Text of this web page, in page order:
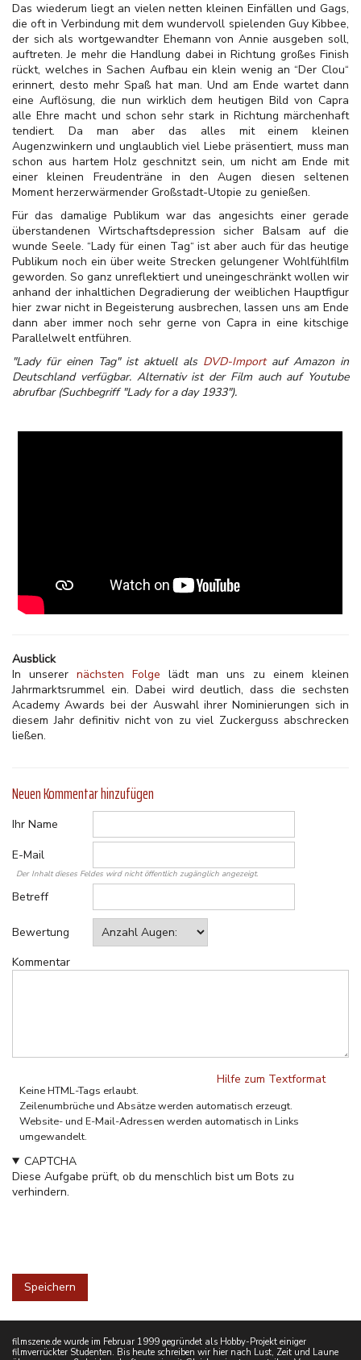
Das wiederum liegt an vielen netten kleinen Einfällen und Gags,
die oft in Verbindung mit dem wundervoll spielenden Guy Kibbee,
der sich als wortgewandter Ehemann von Annie ausgeben soll,
auftreten. Je mehr die Handlung dabei in Richtung großes Finish
rückt, welches in Sachen Aufbau ein klein wenig an “Der Clou“
erinnert, desto mehr Spaß hat man. Und am Ende wartet dann
eine Auflösung, die nun wirklich dem heutigen Bild von Capra
alle Ehre macht und schon sehr stark in Richtung märchenhaft
tendiert. Da man aber das alles mit einem kleinen
Augenzwinkern und unglaublich viel Liebe präsentiert, muss man
schon aus hartem Holz geschnitzt sein, um nicht am Ende mit
einer kleinen Freudenträne in den Augen diesen seltenen
Moment herzerwärmender Großstadt-Utopie zu genießen.
Für das damalige Publikum war das angesichts einer gerade
überstandenen Wirtschaftsdepression sicher Balsam auf die
wunde Seele. “Lady für einen Tag“ ist aber auch für das heutige
Publikum noch ein über weite Strecken gelungener Wohlfühlfilm
geworden. So ganz unreflektiert und uneingeschränkt wollen wir
anhand der inhaltlichen Degradierung der weiblichen Hauptfigur
hier zwar nicht in Begeisterung ausbrechen, lassen uns am Ende
dann aber immer noch sehr gerne von Capra in eine kitschige
Parallelwelt entführen.
"Lady für einen Tag" ist aktuell als DVD-Importauf Amazon in
Deutschland verfügbar. Alternativ ist der Film auch auf Youtube
abrufbar (Suchbegriff "Lady for a day 1933").
Ausblick
In unserer nächsten Folge lädt man uns zu einem kleinen
Jahrmarktsrummel ein. Dabei wird deutlich, dass die sechsten
Academy Awards bei der Auswahl ihrer Nominierungen sich in
diesem Jahr definitiv nicht von zu viel Zuckerguss abschrecken
ließen.
Neuen Kommentar hinzufügen
Ihr Name
E-Mail
Der Inhalt dieses Feldes wird nicht öffentlich zugänglich angezeigt.
Betreff
Bewertung
Kommentar
Hilfe zum Textformat
Keine HTML-Tags erlaubt.
Zeilenumbrüche und Absätze werden automatisch erzeugt.
Website- und E-Mail-Adressen werden automatisch in Links
umgewandelt.
CAPTCHA
Diese Aufgabe prüft, ob du menschlich bist um Bots zu
verhindern.
filmszene.de wurde im Februar 1999 gegründet als Hobby-Projekt einiger
filmverrückter Studenten. Bis heute schreiben wir hier nach Lust, Zeit und Laune